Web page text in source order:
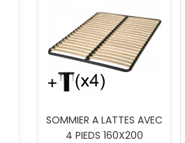
SOMMIER A LATTES AVEC
4 PIEDS 160X200